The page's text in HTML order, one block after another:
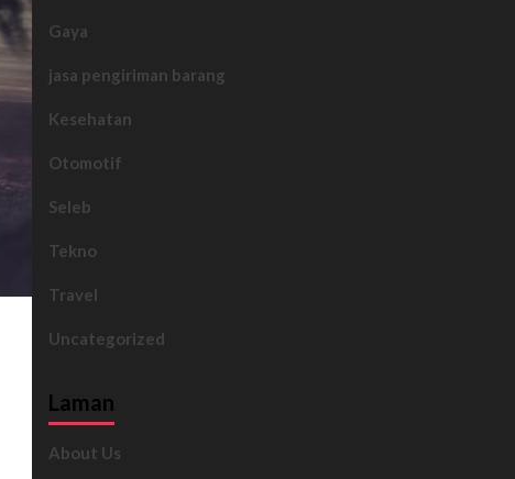
Gaya
jasa pengiriman barang
Kesehatan
Otomotif
Seleb
Tekno
Travel
Uncategorized
Laman
About Us